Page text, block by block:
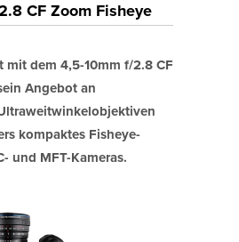
CF Zoom Fisheye
mit dem 4,5-10mm f/2.8 CF
Angebot an
kompaktes Fisheye-
und MFT-Kameras.